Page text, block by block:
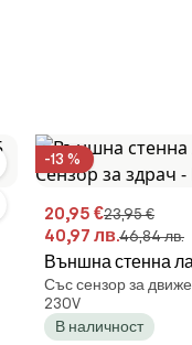
-13 %
20,95 €23,95 €
40,97 лв.46,84 лв.
Външна стенна
Сензор за здрач
Със сензор за
230V
В наличност